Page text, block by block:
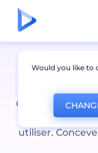
Créer un
Créez des logos
marque grâce
utiliser.
Would you like to